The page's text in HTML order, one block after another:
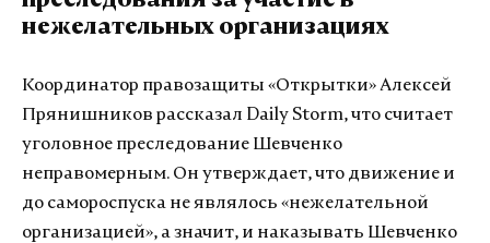
нежелательных организациях
Координатор правозащиты «Открытки» Алексей
Прянишников рассказал Daily Storm, что считает
уголовное преследование Шевченко
неправомерным. Он утверждает, что движение и
до самороспуска не являлось «нежелательной
организацией», а значит, и наказывать Шевченко